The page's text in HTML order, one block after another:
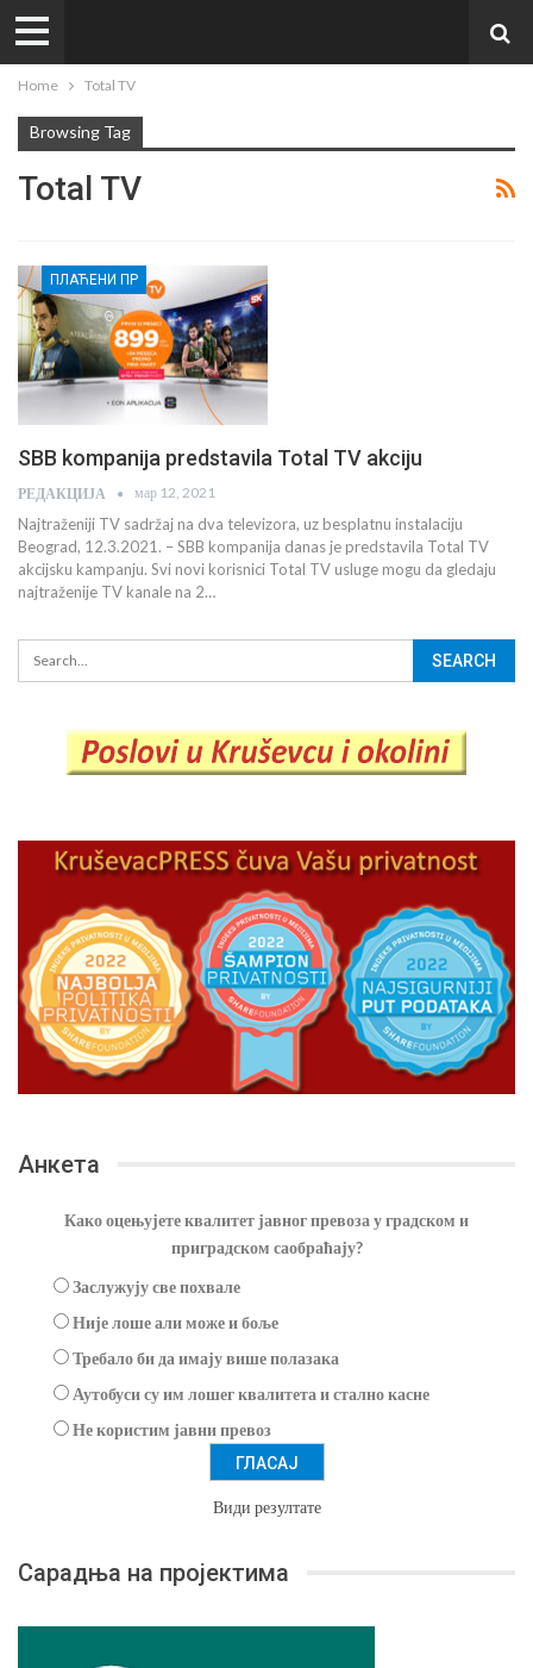
Home Total TV
Browsing Tag
Total TV
ПЛАЋЕНИ ПР
SBB kompanija predstavila Total TV akciju
РЕДАКЦИЈА мар 12, 2021
Najtraženiji TV sadržaj na dva televizora, uz besplatnu instalaciju
Beograd, 12.3.2021. – SBB kompanija danas je predstavila Total TV
akcijsku kampanju. Svi novi korisnici Total TV usluge mogu da gledaju
najtraženije TV kanale na 2…
Анкета
Како оцењујете квалитет јавног превоза у градском и
приградском саобраћају?
Заслужују све похвале
Није лоше али може и боље
Требало би да имају више полазака
Аутобуси су им лошег квалитета и стално касне
Не користим јавни превоз
Види резултате
Сарадња на пројектима